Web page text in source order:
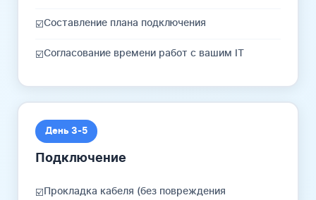
☑️Составление плана подключения
☑️Согласование времени работ с вашим IT
День 3-5
Подключение
☑️Прокладка кабеля (без повреждения